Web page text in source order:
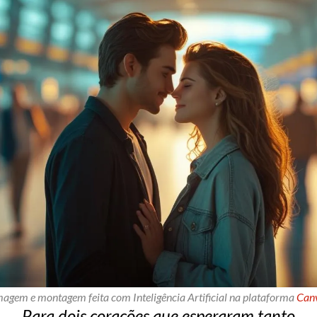
e montagem feita com Inteligência Artificial na plataforma